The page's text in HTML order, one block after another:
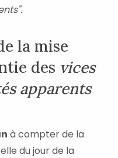
la mise
des vices
apparents
à compter de la
du jour de la